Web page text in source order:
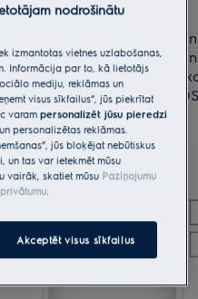
Wi-Fi
vispārēja
attiecas
Android
nodrošinātu
izmantotas vietnes uzlabošanas,
Informācija par to, kā lietotājs
mediju, reklāmas un
visus sīkfailus”, jūs piekrītat
varampersonalizēt jūsu pieredzi
un personalizētas reklāmas.
jūs bloķējat nebūtiskus
un tas var ietekmēt mūsu
vairāk, skatiet mūsu Paziņojumu
.
Akceptēt visus sīkfailus